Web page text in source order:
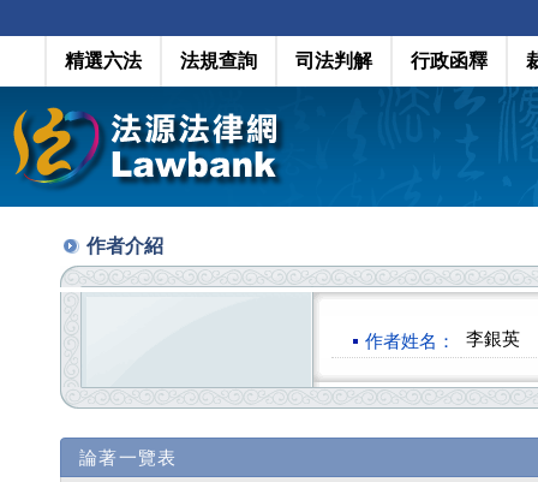
精選六法 法規查詢 司法判解 行政函釋
作者介紹
作者姓名： 李銀英
論著一覽表